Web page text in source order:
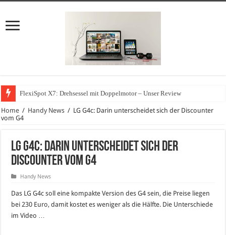
FlexiSpot X7: Drehsessel mit Doppelmotor – Unser Review
Home / Handy News / LG G4c: Darin unterscheidet sich der Discounter
vom G4
LG G4c: Darin unterscheidet sich der
Discounter vom G4
Handy News
Das LG G4c soll eine kompakte Version des G4 sein, die Preise liegen
bei 230 Euro, damit kostet es weniger als die Hälfte. Die Unterschiede
im Video …